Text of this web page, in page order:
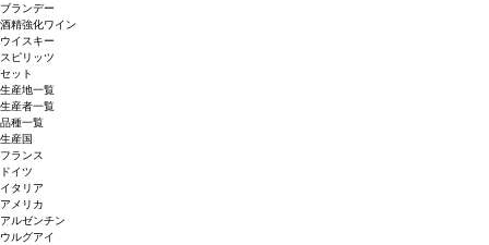
ブランデー
酒精強化ワイン
ウイスキー
スピリッツ
セット
生産地一覧
生産者一覧
品種一覧
生産国
フランス
ドイツ
イタリア
アメリカ
アルゼンチン
ウルグアイ